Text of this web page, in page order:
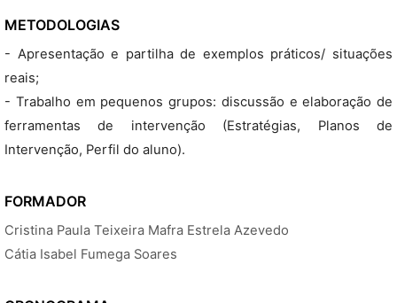
METODOLOGIAS
- Apresentação e partilha de exemplos práticos/ situações
reais;
- Trabalho em pequenos grupos: discussão e elaboração de
ferramentas de intervenção (Estratégias, Planos de
Intervenção, Perfil do aluno).
FORMADOR
Cristina Paula Teixeira Mafra Estrela Azevedo
Cátia Isabel Fumega Soares